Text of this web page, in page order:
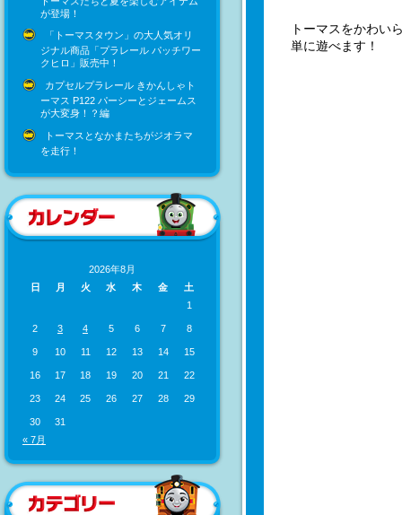
が登場！
「トーマスタウン」の大人気オリ
ジナル商品「プラレール パッチワー
クヒロ」販売中！
カプセルプラレール きかんしゃト
ーマス P122 パーシーとジェームス
が大変身！？編
トーマスとなかまたちがジオラマ
を走行！
2026年8月
日
月 火 水 木 金
土
1
2 3 4 5 6 7 8
9 10 11 12 13 14 15
16 17 18 19 20 21 22
23 24 25 26 27 28 29
30
31
« 7月
トーマスをかわい
単に遊べます！